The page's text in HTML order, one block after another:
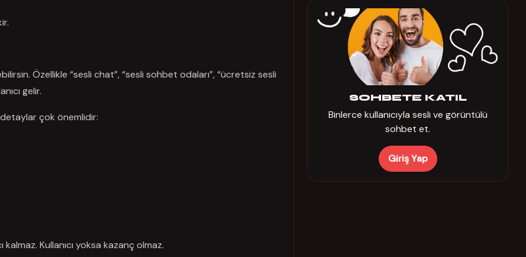
Özellikle “sesli chat”, “sesli sohbet odaları”, “ücretsiz sesli
gelir.
detaylar çok önemlidir:
Kullanıcı yoksa kazanç olmaz.
SOHBETE KATIL
Binlerce kullanıcıyla sesli ve görüntülü
sohbet et.
Giriş Yap